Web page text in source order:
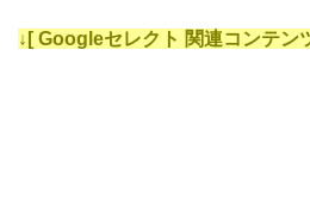
↓[ Googleセレクト 関連コンテン